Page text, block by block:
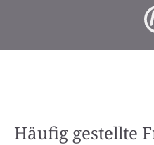
Häufig gestellte